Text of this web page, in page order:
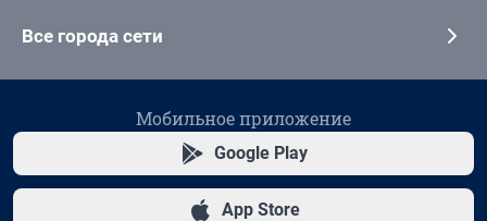
Все города сети
Мобильное приложение
Google Play
App Store